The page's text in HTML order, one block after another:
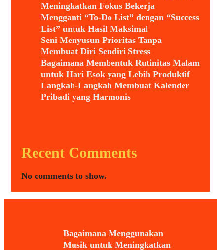
Meningkatkan Fokus Bekerja
Mengganti “To-Do List” dengan “Success
List” untuk Hasil Maksimal
Seni Menyusun Prioritas Tanpa
Membuat Diri Sendiri Stress
Bagaimana Membentuk Rutinitas Malam
untuk Hari Esok yang Lebih Produktif
Langkah-Langkah Membuat Kalender
Pribadi yang Harmonis
Recent Comments
No comments to show.
Bagaimana Menggunakan
Musik untuk Meningkatkan